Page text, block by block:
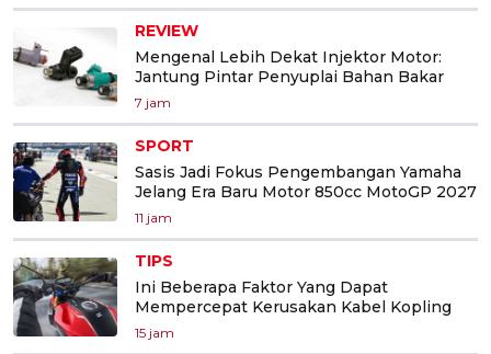
REVIEW
Mengenal Lebih Dekat Injektor Motor:
Jantung Pintar Penyuplai Bahan Bakar
7 jam
SPORT
Sasis Jadi Fokus Pengembangan Yamaha
Jelang Era Baru Motor 850cc MotoGP 2027
11 jam
TIPS
Ini Beberapa Faktor Yang Dapat
Mempercepat Kerusakan Kabel Kopling
15 jam